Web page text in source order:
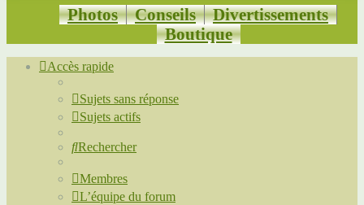
Photos Conseils
Divertissements
Boutique
Accès rapide
Sujets sans réponse
Sujets actifs
Rechercher
Membres
L’équipe du forum